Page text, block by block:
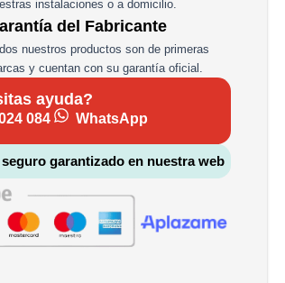
instalaciones o a domicilio.
del Fabricante
nuestros productos son de primeras
y cuentan con su garantía oficial.
ayuda?
084 WhatsApp
seguro garantizado en nuestra web